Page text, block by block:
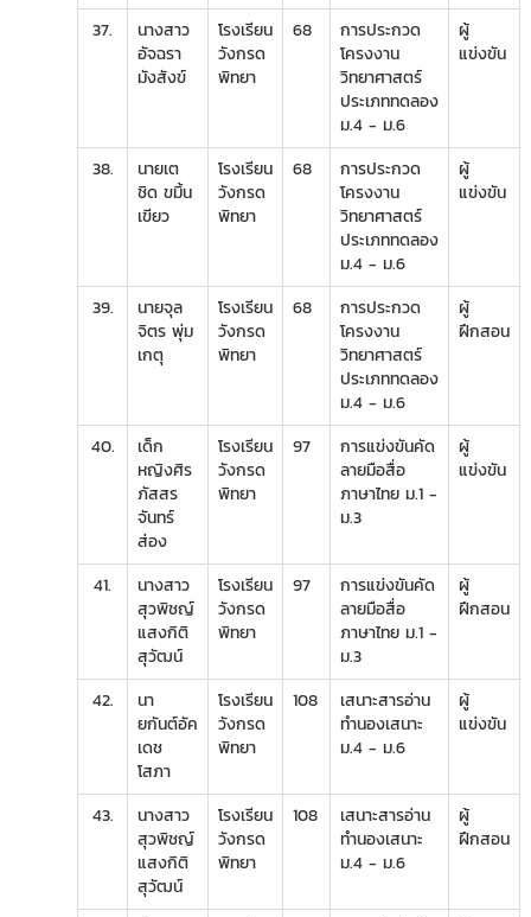
37.
นางสาว
อัจฉรา
มังสังข์
โรงเรียน
วังกรด
พิทยา
68
การประกวด
โครงงาน
วิทยาศาสตร์
ประเภททดลอง
ม.4 - ม.6
ผู้
แข่งขัน
38.
นายเต
ชิด ขมิ้น
เขียว
โรงเรียน
วังกรด
พิทยา
68
การประกวด
โครงงาน
วิทยาศาสตร์
ประเภททดลอง
ม.4 - ม.6
ผู้
แข่งขัน
39.
นายจุล
จิตร พุ่ม
เกตุ
โรงเรียน
วังกรด
พิทยา
68
การประกวด
โครงงาน
วิทยาศาสตร์
ประเภททดลอง
ม.4 - ม.6
ผู้
ฝึกสอน
40.
เด็ก
หญิงศิร
ภัสสร
จันทร์
ส่อง
โรงเรียน
วังกรด
พิทยา
97
การแข่งขันคัด
ลายมือสื่อ
ภาษาไทย ม.1 -
ม.3
ผู้
แข่งขัน
41.
นางสาว
สุวพิชญ์
แสงกิติ
สุวัฒน์
โรงเรียน
วังกรด
พิทยา
97
การแข่งขันคัด
ลายมือสื่อ
ภาษาไทย ม.1 -
ม.3
ผู้
ฝึกสอน
42.
นา
ยกันต์อัค
เดช
โสภา
โรงเรียน
วังกรด
พิทยา
108
เสนาะสารอ่าน
ทำนองเสนาะ
ม.4 - ม.6
ผู้
แข่งขัน
43.
นางสาว
สุวพิชญ์
แสงกิติ
สุวัฒน์
โรงเรียน
วังกรด
พิทยา
108
เสนาะสารอ่าน
ทำนองเสนาะ
ม.4 - ม.6
ผู้
ฝึกสอน